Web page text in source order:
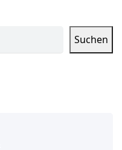
Suchen